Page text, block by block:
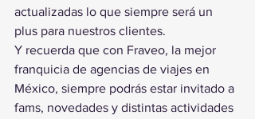
actualizadas lo que siempre será un
plus para nuestros clientes.
Y recuerda que con Fraveo, la mejor
franquicia de agencias de viajes en
México, siempre podrás estar invitado a
fams, novedades y distintas actividades